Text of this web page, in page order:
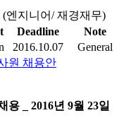
엔지니어/ 재경재무)
Deadline
Note
2016.10.07
General
원 채용안
용 _ 2016년 9월 23일